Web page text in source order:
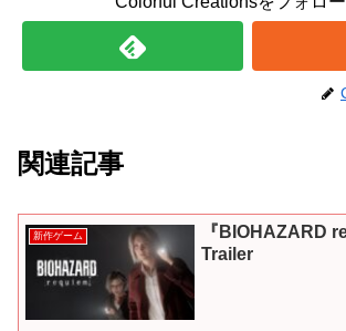
関連記事
新作ゲーム
『BIOHAZARD
Trailer